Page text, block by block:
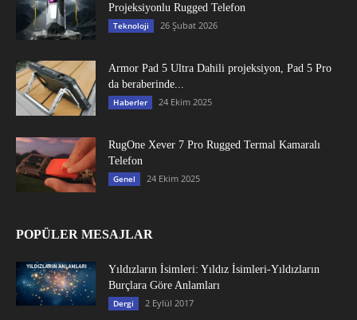
Projeksiyonlu Rugged Telefon
Teknoloji 26 Şubat 2026
Armor Pad 5 Ultra Dahili projeksiyon, Pad 5 Pro
da beraberinde...
Haberler 24 Ekim 2025
RugOne Xever 7 Pro Rugged Termal Kamaralı
Telefon
Genel 24 Ekim 2025
POPÜLER MESAJLAR
Yıldızların İsimleri: Yıldız İsimleri-Yıldızların
Burçlara Göre Anlamları
Dergi 2 Eylül 2017